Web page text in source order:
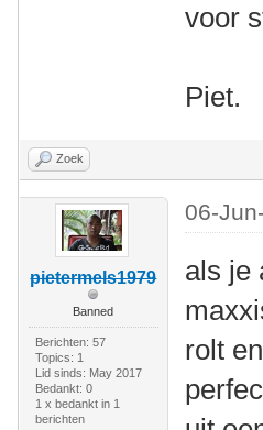
voor
Piet.
Zoek
pietermels1979
Banned
Berichten: 57
Topics: 1
Lid sinds: May 2017
Bedankt: 0
1 x bedankt in 1
berichten
06-
als je
rolt